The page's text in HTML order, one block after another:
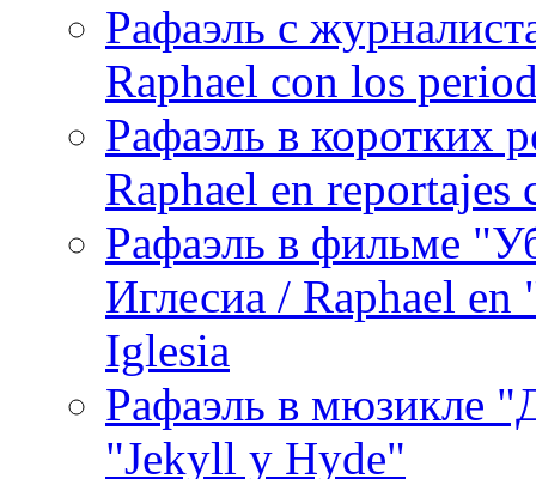
Рафаэль с
Raphael con los
Рафаэль в коротких
Raphael en reportajes
Рафаэль в фильме
Иглесиа / Raphael
Iglesia
Рафаэль в мюзикле
"Jekyll y Hyde"